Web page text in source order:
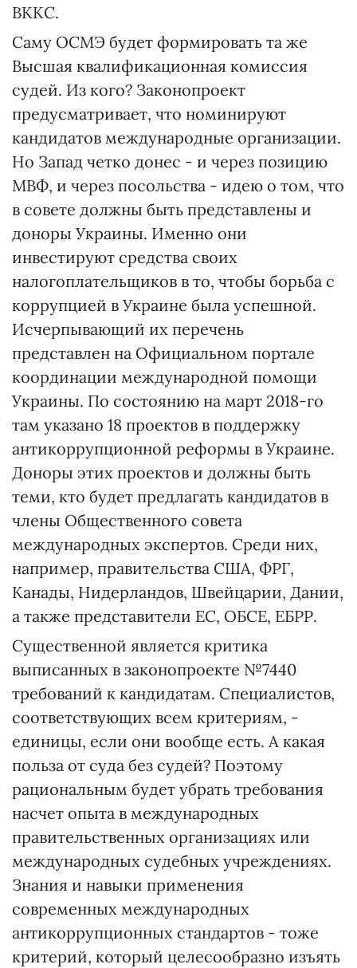
ВККС.
Саму ОСМЭ будет формировать та же
Высшая квалификационная комиссия
судей. Из кого? Законопроект
предусматривает, что номинируют
кандидатов международные организации.
Но Запад четко донес - и через позицию
МВФ, и через посольства - идею о том, что
в совете должны быть представлены и
доноры Украины. Именно они
инвестируют средства своих
налогоплательщиков в то, чтобы борьба с
коррупцией в Украине была успешной.
Исчерпывающий их перечень
представлен на Официальном портале
координации международной помощи
Украины. По состоянию на март 2018-го
там указано 18 проектов в поддержку
антикоррупционной реформы в Украине.
Доноры этих проектов и должны быть
теми, кто будет предлагать кандидатов в
члены Общественного совета
международных экспертов. Среди них,
например, правительства США, ФРГ,
Канады, Нидерландов, Швейцарии, Дании,
а также представители ЕС, ОБСЕ, ЕБРР.
Существенной является критика
выписанных в законопроекте №7440
требований к кандидатам. Специалистов,
соответствующих всем критериям, -
единицы, если они вообще есть. А какая
польза от суда без судей? Поэтому
рациональным будет убрать требования
насчет опыта в международных
правительственных организациях или
международных судебных учреждениях.
Знания и навыки применения
современных международных
антикоррупционных стандартов - тоже
критерий, который целесообразно изъять